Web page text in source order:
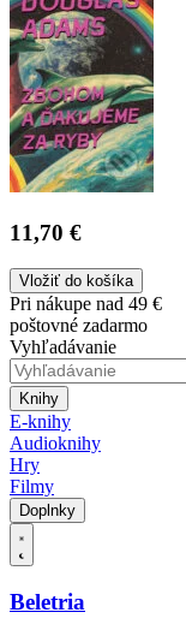
11,70 €
Vložiť do košíka
Pri nákupe nad 49 €
poštovné zadarmo
Vyhľadávanie
Knihy
E-knihy
Audioknihy
Hry
Filmy
Doplnky
Beletria